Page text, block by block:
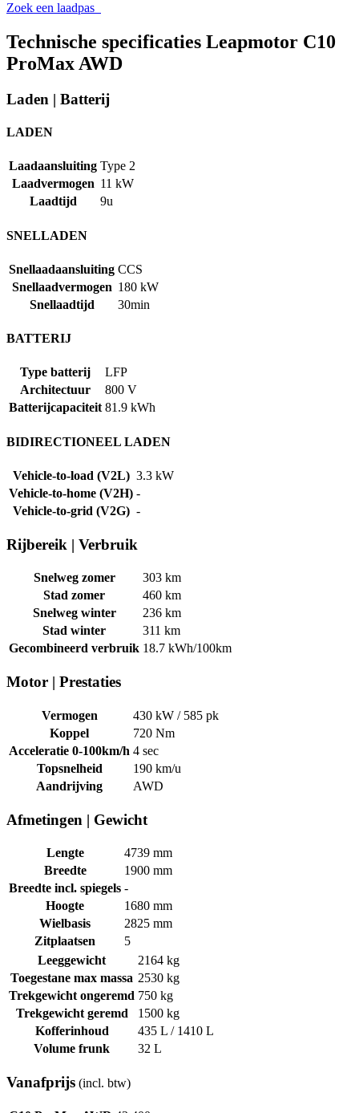
Zoek een laadpas
Technische specificaties Leapmotor C10
ProMax AWD
Laden | Batterij
LADEN
Laadaansluiting Type 2
Laadvermogen 11 kW
Laadtijd
9u
SNELLADEN
Snellaadaansluiting CCS
Snellaadvermogen 180 kW
Snellaadtijd
30min
BATTERIJ
Type batterij
LFP
Architectuur
800 V
Batterijcapaciteit 81.9 kWh
BIDIRECTIONEEL LADEN
Vehicle-to-load (V2L) 3.3 kW
Vehicle-to-home (V2H) -
Vehicle-to-grid (V2G) -
Rijbereik | Verbruik
Snelweg zomer
303 km
Stad zomer
460 km
Snelweg winter
236 km
Stad winter
311 km
Gecombineerd verbruik 18.7 kWh/100km
Motor | Prestaties
Vermogen
430 kW / 585 pk
Koppel
720 Nm
Acceleratie 0-100km/h 4 sec
Topsnelheid
190 km/u
Aandrijving
AWD
Afmetingen | Gewicht
Lengte
4739 mm
Breedte
1900 mm
Breedte incl. spiegels -
Hoogte
1680 mm
Wielbasis
2825 mm
Zitplaatsen
5
Leeggewicht
2164 kg
Toegestane max massa 2530 kg
Trekgewicht ongeremd 750 kg
Trekgewicht geremd
1500 kg
Kofferinhoud
435 L / 1410 L
Volume frunk
32 L
Vanafprijs (incl. btw)